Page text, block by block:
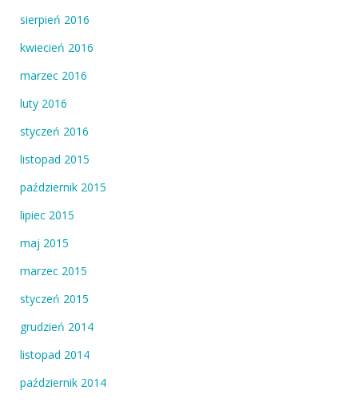
sierpień 2016
kwiecień 2016
marzec 2016
luty 2016
styczeń 2016
listopad 2015
październik 2015
lipiec 2015
maj 2015
marzec 2015
styczeń 2015
grudzień 2014
listopad 2014
październik 2014